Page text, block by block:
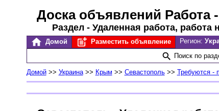
Доска объявлений Работа-
Раздел - Удаленная работа, работа
Домой Разместить объявление Регион:
Поиск по
Домой>> Украина>> Крым >> Севастополь>> Требуются -